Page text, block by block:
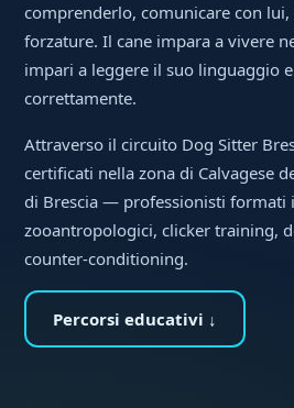
comprenderlo, comunicare con
forzature. Il cane impara a vivere
impari a leggere il suo linguaggio
correttamente.
Attraverso il circuito Dog Sitter
certificati nella zona di Calvagese
di Brescia — professionisti formati
zooantropologici, clicker training,
counter-conditioning.
Percorsi educativi ↓